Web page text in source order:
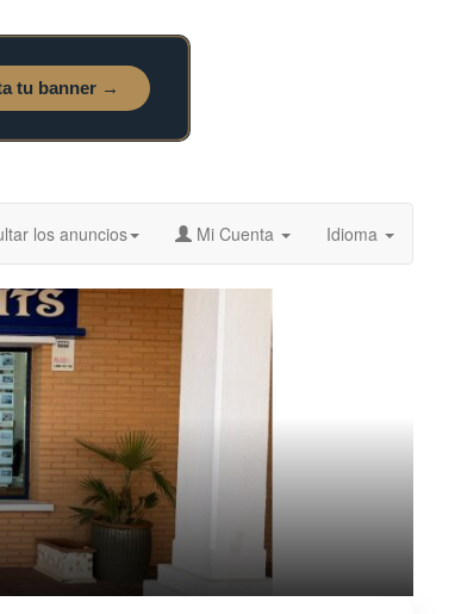
los anuncios Mi Cuenta Idioma